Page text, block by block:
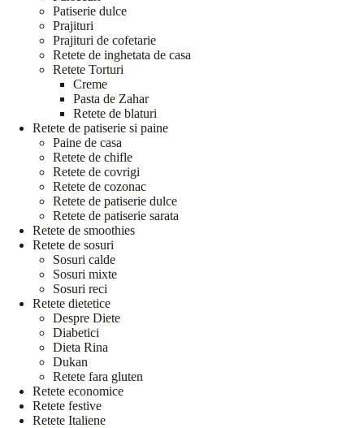
Patiserie dulce
Prajituri
Prajituri de cofetarie
Retete de inghetata de casa
Retete Torturi
Creme
Pasta de Zahar
Retete de blaturi
Retete de patiserie si paine
Paine de casa
Retete de chifle
Retete de covrigi
Retete de cozonac
Retete de patiserie dulce
Retete de patiserie sarata
Retete de smoothies
Retete de sosuri
Sosuri calde
Sosuri mixte
Sosuri reci
Retete dietetice
Despre Diete
Diabetici
Dieta Rina
Dukan
Retete fara gluten
Retete economice
Retete festive
Retete Italiene